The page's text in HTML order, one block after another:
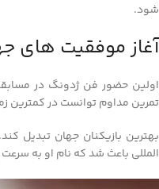
شود.
آغاز موفقیت‌ های
تمرین مداوم توانست در کمترین
بهترین بازیکنان جهان تبدیل
المللی باعث شد که نام او به‌ سرعت